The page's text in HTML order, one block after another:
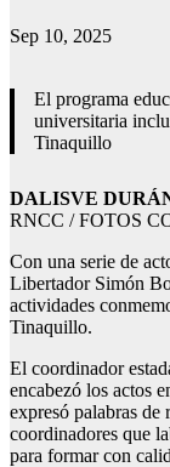
Sep 10, 2025
El programa
universitaria
Tinaquillo
DALISVE
RNCC / FOTOS
Con una serie de
Libertador Simón
actividades
Tinaquillo.
El coordinador
encabezó los actos
expresó palabras
coordinadores que
para formar con